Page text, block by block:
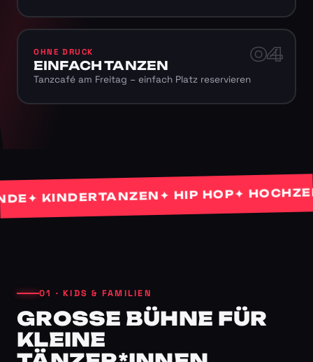
04
OHNE DRUCK
EINFACH TANZEN
Tanzcafé am Freitag – einfach Platz reservieren
KINDERTANZEN✦ HIP HOP ✦
01 · KIDS & FAMILIEN
GROSSE BÜHNE FÜR K
LEINE T